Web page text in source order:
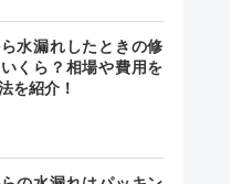
水漏れしたときの修
くら？相場や費用を
を紹介！